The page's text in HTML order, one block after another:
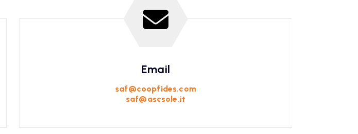
Email
saf@coopfides.com
saf@ascsole.it